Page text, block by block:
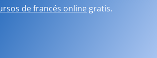
de francés online gratis.